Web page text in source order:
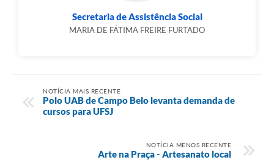
Secretaria de Assistência Social
MARIA DE FÁTIMA FREIRE FURTADO
NOTÍCIA MAIS RECENTE
Polo UAB de Campo Belo levanta demanda de
cursos para UFSJ
NOTÍCIA MENOS RECENTE
Arte na Praça - Artesanato local